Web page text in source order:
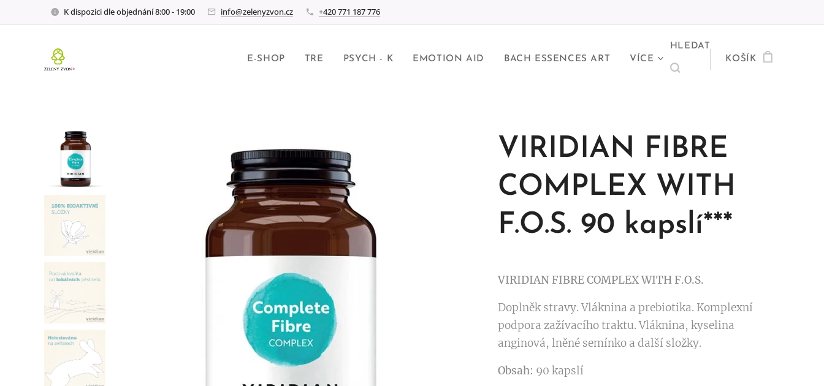
K dispozici dle objednání 8:00 - 19:00 info@zelenyzvon.cz +420 771 187 776
E-SHOP TRE PSYCH - K EMOTION AID BACH ESSENCES ART VÍCE
HLEDAT
KOŠÍK
VIRIDIAN FIBRE
COMPLEX WITH
F.O.S. 90 kapslí***
VIRIDIAN FIBRE COMPLEX WITH F.O.S.
Doplněk stravy. Vláknina a prebiotika. Komplexní
podpora zažívacího traktu. Vláknina, kyselina
anginová, lněné semínko a další složky.
Obsah: 90 kapslí